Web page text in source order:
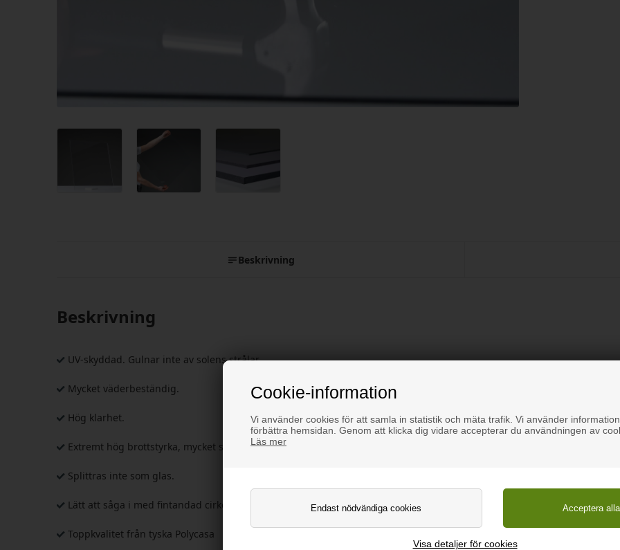
Cookie-information
Vi använder cookies för att samla in statistik och mäta trafik. Vi använder
förbättra hemsidan. Genom att klicka dig vidare accepterar du användningen av
Läs mer
Visa detaljer för cookies
Beskrivning
Beskrivning
UV-skyddad. Gulnar inte av solens strålar.
Mycket väderbeständig.
Hög klarhet.
Extremt hög brottstyrka, mycket svår att slå sönder.
Splittras inte som glas.
Lätt att såga i med fintandad cirkelsåg, sticksåg eller handsåg.
Toppkvalitet från tyska Polycasa